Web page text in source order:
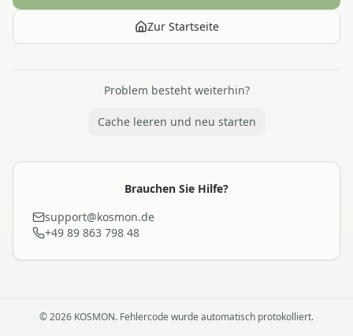
Zur Startseite
Problem besteht weiterhin?
Cache leeren und neu starten
Brauchen Sie Hilfe?
support@kosmon.de
+49 89 863 798 48
©2026 KOSMON. Fehlercode wurde automatisch protokolliert.